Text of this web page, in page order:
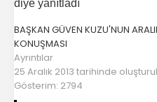
diye yanıtladı
BAŞKAN GÜVEN KUZU'NUN
KONUŞMASI
Ayrıntılar
25 Aralık 2013 tarihinde
Gösterim: 2794